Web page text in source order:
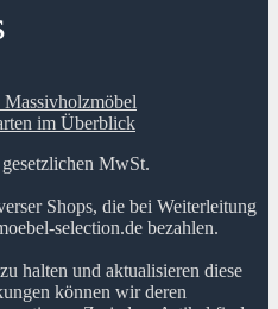
im Überblick
MwSt.
Shops, die bei Weiterleitung
selection.de bezahlen.
halten und aktualisieren diese
können wir deren